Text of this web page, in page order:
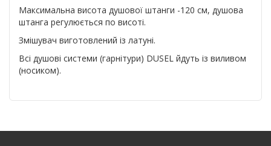
Максимальна висота душової штанги -120 см, душова
штанга регулюється по висоті.
Змішувач виготовлений із латуні.
Всі душові системи (гарнітури) DUSEL йдуть із виливом
(носиком).